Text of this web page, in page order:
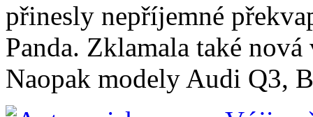
přinesly nepříjemné
Panda. Zklamala také
Naopak modely Audi Q3,